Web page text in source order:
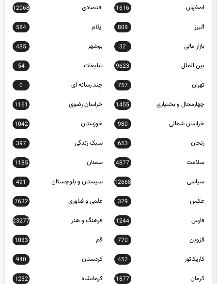
اصفهان 1616 اقتصادی 12068
البرز 809 ایلام 584
بازار مالی 32 بوشهر 485
بین الملل 9623 تبلیغات 54
تهران 757 چند رسانه ای 0
چهارمحال و بختیاری 1455 خراسان رضوی 1161
خراسان شمالی 980 خوزستان 1042
زنجان 653 سبک زندگی 397
سلامت 4877 سمنان 1185
سیاسی 12668 سیستان و بلوچستان 491
عکس 329 علمی و فناوری 7632
فارس 1244 فرهنگ و هنر 23277
قزوین 770 قم 1033
کاریکاتور 452 کردستان 940
کرمان 1877 کرمانشاه 1232